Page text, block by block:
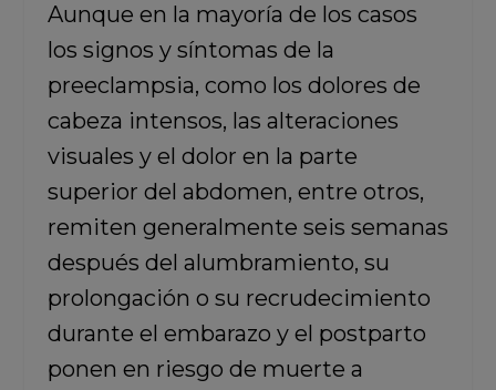
Aunque en la mayoría de los casos
los signos y síntomas de la
preeclampsia, como los dolores de
cabeza intensos, las alteraciones
visuales y el dolor en la parte
superior del abdomen, entre otros,
remiten generalmente seis semanas
después del alumbramiento, su
prolongación o su recrudecimiento
durante el embarazo y el postparto
ponen en riesgo de muerte a